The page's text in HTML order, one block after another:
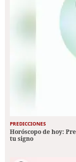
PREDICCIONES
Horóscopo de hoy:
tu signo